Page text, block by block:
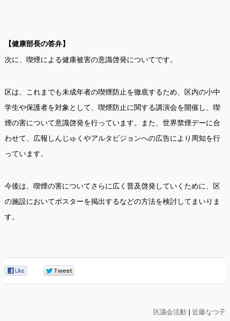
【健康部長の答弁】
次に、喫煙による健康被害の意識啓発についてです。
区は、これまでも未成年者の喫煙防止を徹底するため、区内の小中
学生や保護者を対象として、喫煙防止に関する講演会を開催し、喫
煙の害について意識啓発を行っています。また、世界禁煙デーに合
わせて、広報しんじゅくやアルタビジョンへの広告により周知を行
っています。
今後は、喫煙の害についてさらに広く普及啓発していくために、区
の施設においてポスターを掲出するなどの方法を検討してまいりま
す。
区議会活動 |近藤なつ子